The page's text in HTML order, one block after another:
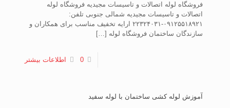
فروشگاه لوله اتصالات و تاسیسات مجیدیه فروشگاه لوله
اتصالات و تاسیسات مجیدیه شمالی جنوبی تلفن:
۰۹۱۲۵۵۱۸۹۲۱-۲۲۳۲۴۰۳۱ ارایه تخفیف مناسب برای همکاران و
سازندگان ساختمان فروشگاه لوله […]
0 اطلاعات بیشتر
آموزش لوله کشی ساختمان با لوله سفید